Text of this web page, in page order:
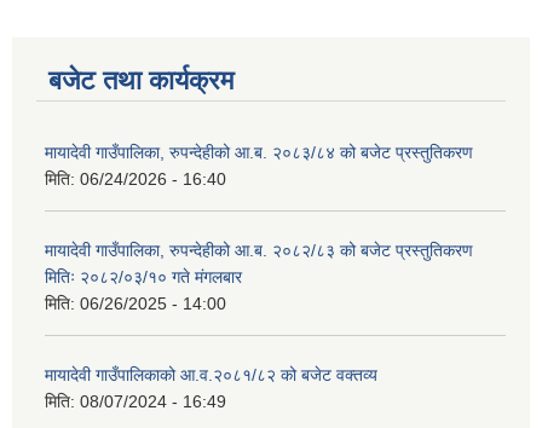
बजेट तथा कार्यक्रम
मायादेवी गाउँपालिका, रुपन्देहीको आ.ब. २०८३/८४ को बजेट प्रस्तुतिकरण
मिति: 06/24/2026 - 16:40
मायादेवी गाउँपालिका, रुपन्देहीको आ.ब. २०८२/८३ को बजेट प्रस्तुतिकरण
मितिः २०८२/०३/१० गते मंगलबार
मिति: 06/26/2025 - 14:00
मायादेवी गाउँपालिकाको आ.व.२०८१/८२ को बजेट वक्तव्य
मिति: 08/07/2024 - 16:49